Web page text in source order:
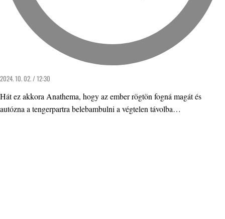
2024. 10. 02. / 12:30
Hát ez akkora Anathema, hogy az ember rögtön fogná magát és
autózna a tengerpartra belebambulni a végtelen távolba…